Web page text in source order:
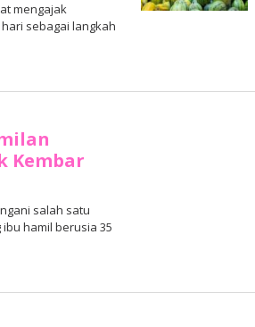
mengajak
sebagai langkah
Kembar
salah satu
hamil berusia 35